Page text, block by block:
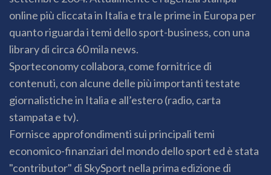
online più cliccata in Italia e tra le prime in Europa per
quanto riguarda i temi dello sport-business, con una
library di circa 60 mila news.
Sporteconomy collabora, come fornitrice di
contenuti, con alcune delle più importanti testate
giornalistiche in Italia e all’estero (radio, carta
stampata e tv).
Fornisce approfondimenti sui principali temi
economico-finanziari del mondo dello sport ed è stata
"contributor" di SkySport nella prima edizione di